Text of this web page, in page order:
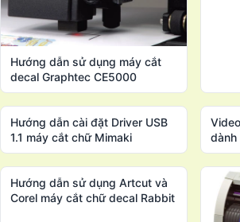
Hướng dẫn sử dụng máy cắt
decal Graphtec CE5000
Hướng dẫn cài đặt Driver USB
1.1 máy cắt chữ Mimaki
dành
Hướng dẫn sử dụng Artcut và
Corel máy cắt chữ decal Rabbit